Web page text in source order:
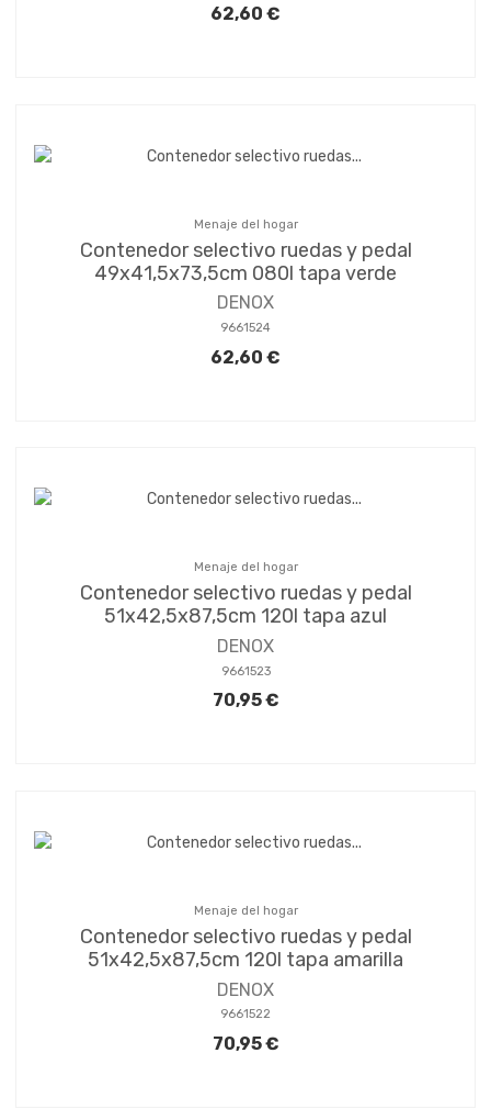
62,60 €
Menaje del hogar
Contenedor selectivo ruedas y pedal
49x41,5x73,5cm 080l tapa verde
DENOX
9661524
62,60 €
Menaje del hogar
Contenedor selectivo ruedas y pedal
51x42,5x87,5cm 120l tapa azul
DENOX
9661523
70,95 €
Menaje del hogar
Contenedor selectivo ruedas y pedal
51x42,5x87,5cm 120l tapa amarilla
DENOX
9661522
70,95 €